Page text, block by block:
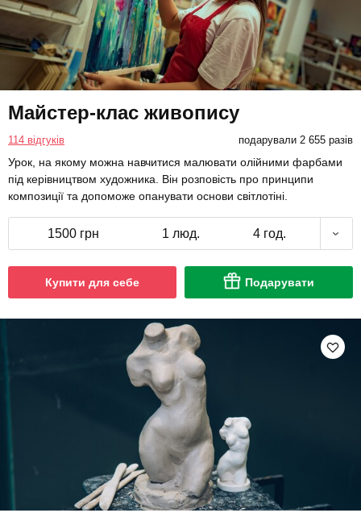
Майстер-клас живопису
114 відгуків подарували 2 655 разів
Урок, на якому можна навчитися малювати олійними фарбами
під керівництвом художника. Він розповість про принципи
композиції та допоможе опанувати основи світлотіні.
1500 грн 1 люд. 4 год.
Купити для себе Подарувати